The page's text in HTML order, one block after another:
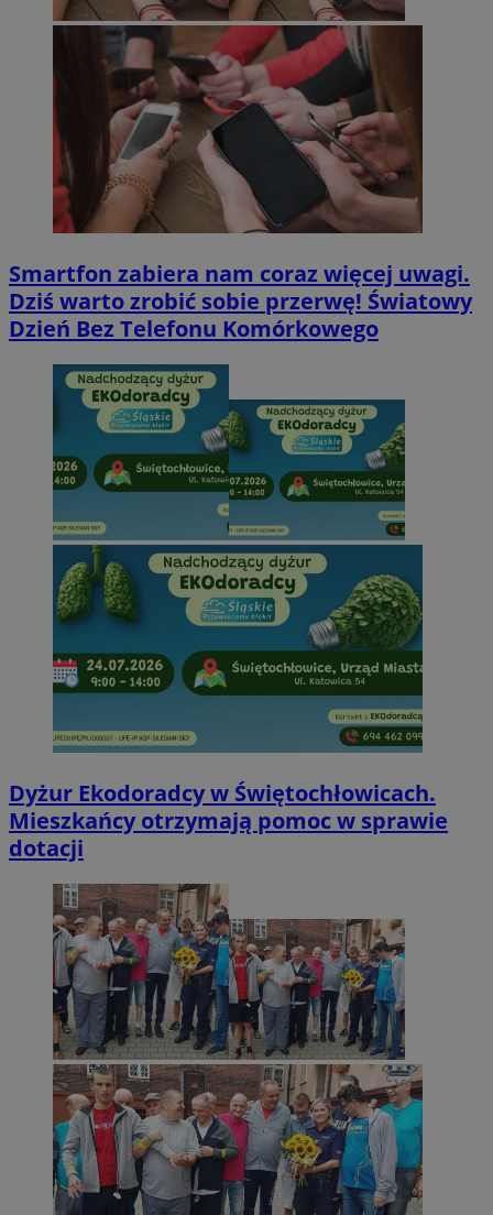
Smartfon zabiera nam coraz więcej uwagi.
Dziś warto zrobić sobie przerwę! Światowy
Dzień Bez Telefonu Komórkowego
Dyżur Ekodoradcy w Świętochłowicach.
Mieszkańcy otrzymają pomoc w sprawie
dotacji